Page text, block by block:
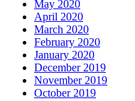
May 2020
April 2020
March 2020
February 2020
January 2020
December 2019
November 2019
October 2019